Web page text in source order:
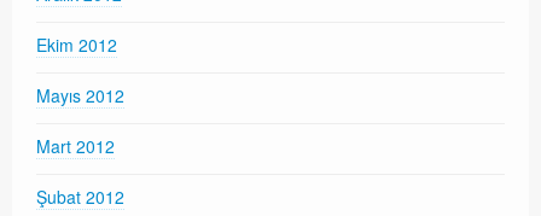
Ekim 2012
Mayıs 2012
Mart 2012
Şubat 2012